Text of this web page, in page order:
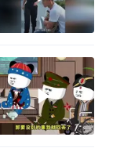
总书记点赞的非遗苗绣焕发新生机